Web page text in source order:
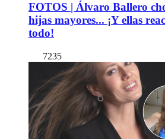
FOTOS | Álvaro Ballero
hijas mayores... ¡Y ellas
todo!
7235